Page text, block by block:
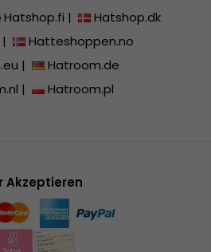
Hatshop.fi |
Hatshop.dk
Hatteshoppen.no
|
Hatroom.de
| Hatroom.pl
Akzeptieren